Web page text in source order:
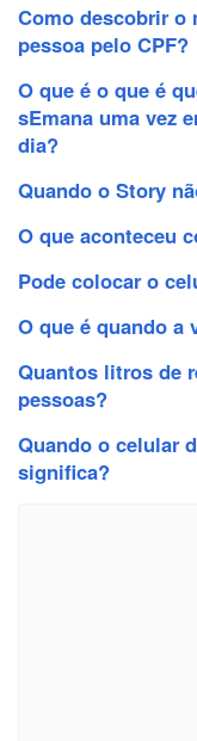
Como descobrir o
pessoa pelo CPF?
O que é o que é
sEmana uma vez
dia?
Quando o Story
O que aconteceu
Pode colocar o
O que é quando a
Quantos litros de
pessoas?
Quando o celular
significa?